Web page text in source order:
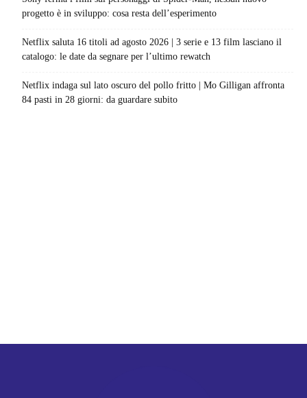
progetto è in sviluppo: cosa resta dell’esperimento
Netflix saluta 16 titoli ad agosto 2026 | 3 serie e 13 film lasciano il
catalogo: le date da segnare per l’ultimo rewatch
Netflix indaga sul lato oscuro del pollo fritto | Mo Gilligan affronta
84 pasti in 28 giorni: da guardare subito